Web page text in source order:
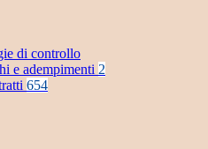
di controllo
e adempimenti 2
654